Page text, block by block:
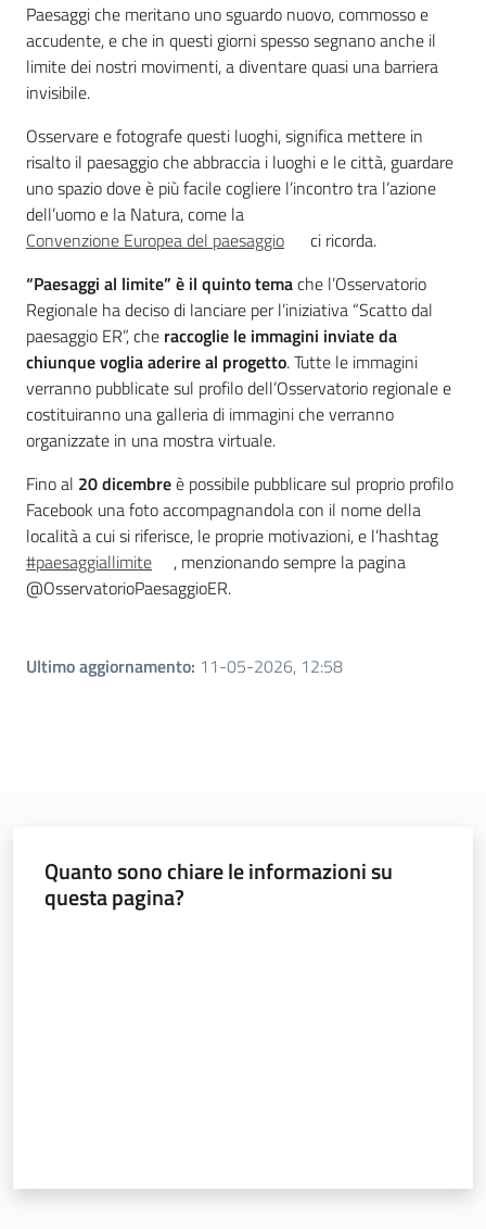
Novità
Servizi
Leggi Atti Bandi
Progetti
Paesaggi che meritano uno sguardo nuovo, commosso e
accudente, e che in questi giorni spesso segnano anche il
limite dei nostri movimenti, a diventare quasi una barriera
invisibile.
Osservare e fotografe questi luoghi, significa mettere in
risalto il paesaggio che abbraccia i luoghi e le città, guardare
uno spazio dove è più facile cogliere l’incontro tra l’azione
dell’uomo e la Natura, come la
Convenzione Europea del paesaggio
ci ricorda.
“Paesaggi al limite” è il quinto temache l’Osservatorio
Regionale ha deciso di lanciare per l’iniziativa “Scatto dal
paesaggio ER”, che raccoglie le immagini inviate da
chiunque voglia aderire al progetto. Tutte le immagini
verranno pubblicate sul profilo dell’Osservatorio regionale e
costituiranno una galleria di immagini che verranno
organizzate in una mostra virtuale.
Fino al 20 dicembreè possibile pubblicare sul proprio profilo
Facebook una foto accompagnandola con il nome della
località a cui si riferisce, le proprie motivazioni, e l’hashtag
#paesaggiallimite
, menzionando sempre la pagina
@OsservatorioPaesaggioER.
Ultimo aggiornamento: 11-05-2026, 12:58
Quanto sono chiare le informazioni su
questa pagina?